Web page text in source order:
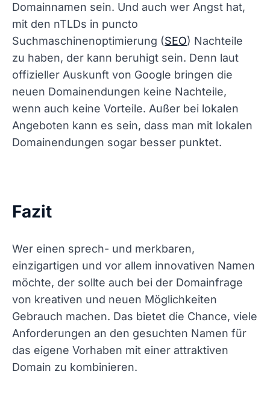
Domainnamen sein. Und auch wer Angst hat,
mit den nTLDs in puncto
Suchmaschinenoptimierung (SEO) Nachteile
zu haben, der kann beruhigt sein. Denn laut
offizieller Auskunft von Google bringen die
neuen Domainendungen keine Nachteile,
wenn auch keine Vorteile. Außer bei lokalen
Angeboten kann es sein, dass man mit lokalen
Domainendungen sogar besser punktet.
Fazit
Wer einen sprech- und merkbaren,
einzigartigen und vor allem innovativen Namen
möchte, der sollte auch bei der Domainfrage
von kreativen und neuen Möglichkeiten
Gebrauch machen. Das bietet die Chance, viele
Anforderungen an den gesuchten Namen für
das eigene Vorhaben mit einer attraktiven
Domain zu kombinieren.